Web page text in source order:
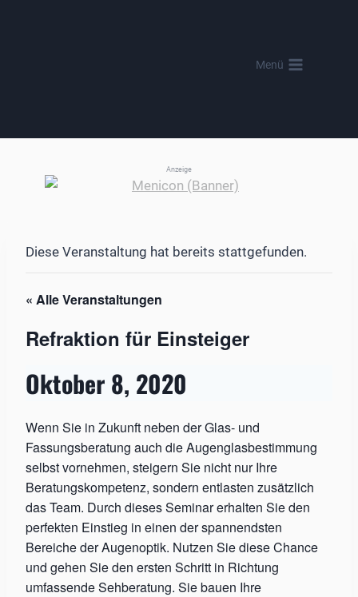
Menü
Anzeige
Diese Veranstaltung hat bereits stattgefunden.
« Alle Veranstaltungen
Refraktion für Einsteiger
Oktober 8, 2020
Wenn Sie in Zukunft neben der Glas- und
Fassungsberatung auch die Augenglasbestimmung
selbst vornehmen, steigern Sie nicht nur Ihre
Beratungskompetenz, sondern entlasten zusätzlich
das Team. Durch dieses Seminar erhalten Sie den
perfekten Einstieg in einen der spannendsten
Bereiche der Augenoptik. Nutzen Sie diese Chance
und gehen Sie den ersten Schritt in Richtung
umfassende Sehberatung. Sie bauen Ihre